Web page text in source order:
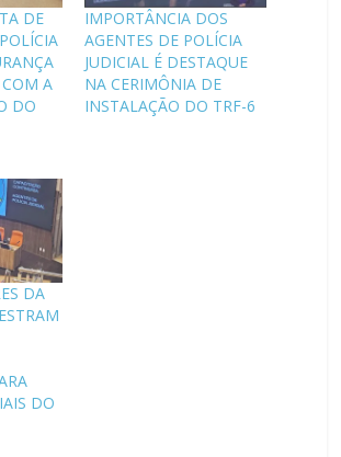
DE
A
DO
IMPORTÂNCIA DOS
AGENTES DE POLÍCIA
JUDICIAL É DESTAQUE
NA CERIMÔNIA DE
INSTALAÇÃO DO TRF-6
DA
DO